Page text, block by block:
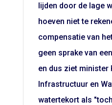
lijden door de lage
hoeven niet te
compensatie van
geen sprake van
en dus ziet minister
Infrastructuur en
watertekort als